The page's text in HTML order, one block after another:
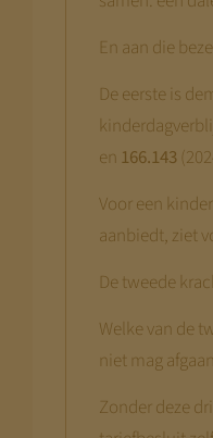
En aan die
De eerste is
en 166.143
Voor een
aanbiedt, ziet
De tweede
Welke van de
niet mag
Zonder deze